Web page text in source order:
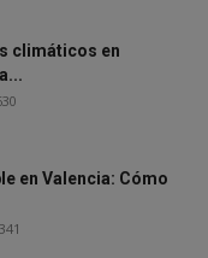
climáticos en
en Valencia: Cómo
341